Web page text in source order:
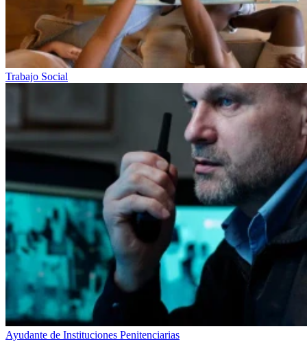
Trabajo Social
Ayudante de Instituciones Penitenciarias